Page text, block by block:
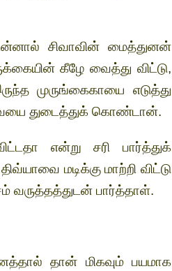
சிவாவின் மைத்துனன்
கீழே வைத்து விட்டு,
முருங்கைகாயை எடுத்து
துடைத்துக் கொண்டான்.
என்று சரி பார்த்துக்
மடிக்கு மாற்றி விட்டு
பார்த்தாள்.
தான் மிகவும் பயமாக